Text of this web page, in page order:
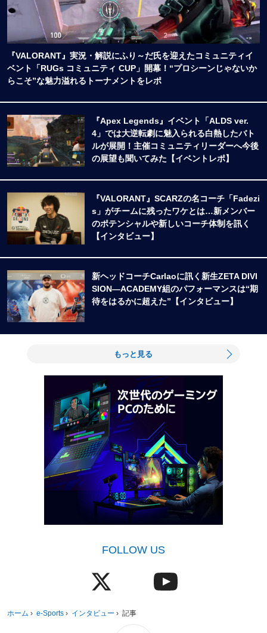
『VALORANT』実況・解説にふり～だ氏を迎えたコミュニティイ
ベント「RUGs コミュニティ CUP」開幕！“プロシーンじゃないか
らこそ”な魅力溢れるトーナメントをレポ
『Apex Legends』イベント「ALDS ver.
4」では大逆転劇に魅入られる白熱したバト
ルが展開！主催コミュニティリーダーへ今後
の展望も聞いてみた【イベントレポ】
『VALORANT』SCARZの名コーチ「Fadezi
s」がチームに残ったワケとは…新メンバー
のポテンシャルや新しいコーチ体制を訊く
【インタビュー】
新ヘッドコーチCarlaoに訊く新生ZETA DIVI
SION―ACADEMY組のパフォーマンスは“期
待をはるかに超えた”【インタビュー】
もっと見る
FOLLOW US
ホーム › e-Sports › インタビュー › 記事